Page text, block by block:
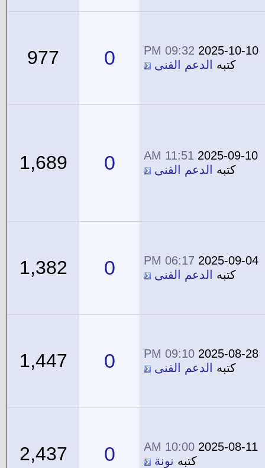
2025-10-10
09:32 PM
كتبه
الدعم الفنى 0
977
2025-09-10
11:51 AM
كتبه
الدعم الفنى 0
1,689
2025-09-04
06:17 PM
كتبه
الدعم الفنى 0
1,382
2025-08-28
09:10 PM
كتبه
الدعم الفنى 0
1,447
2025-08-11
10:00 AM
كتبه نونة 0
2,437